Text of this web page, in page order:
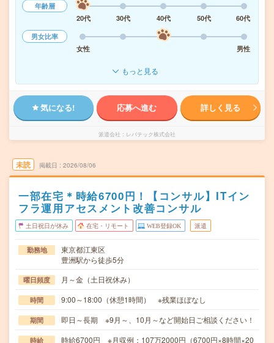
年齢層
20代
30代 40代 50代
60代
男女比率
女性
男性
もっと見る
気になる! 応募へ進む 詳しく見る
派遣会社 レバテック株式会社
未読 掲載日 2026/08/06
一部在宅＊時給6700円！【コンサル】ITイン
フラ運用アセスメント改善コンサル
土日祝日が休み 在宅・リモート WEB登録OK 派遣
勤務地
東京都江東区
豊洲駅から徒歩5分
曜日頻度 月～金（土日祝休み）
時間 9:00～18:00（休憩1時間） ※残業ほぼなし
期間 即日～長期 ※9月～、10月～など開始日ご相談ください！
時給 時給6700円 ※月収例：107万2000円（6700円×8時間×20